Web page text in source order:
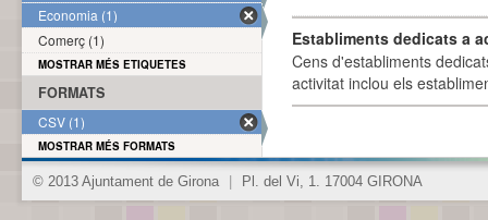
Establiments dedicats a
Cens d'establiments
activitat inclou els
Economia (1)
Comerç (1)
MOSTRAR MÉS ETIQUETES
FORMATS
CSV (1)
MOSTRAR MÉS FORMATS
© 2013 Ajuntament de Girona Pl. del Vi, 1. 17004 GIRONA